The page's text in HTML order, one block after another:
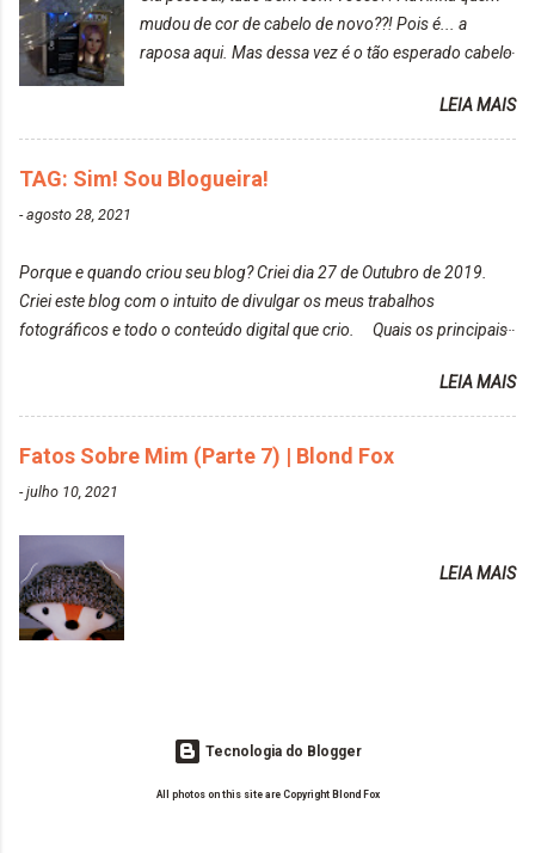
suas fotos? Sim. Posto aqui e pelas minhas páginas.
Tumblr, We heart it, ou instagram? Instagram. Eu
particularmente não gosto de Tumblr e nem do We
elas fiquem no modo original? Sou do time foto
de um determinado lugar ou de algo que estou
fotografan...
mudou de cor de cabelo de novo??! Pois é... a
raposa aqui. Mas dessa vez é o tão esperado cabelo
Louro Rosé Se vocês não acompanharam a saga do
meu cabelo colorido, vou deixar aqui embaixo, o link
de todos que fiz para vocês verem: ✨ Alfaparf | Alta
Moda é... Creative Crazy Colors Pink
Turkiss Blue
https://www.adrielly.com.br/2020/02/keraton-hard-
colors-turkiss-blue.html ✨ Alpha Line | Máscara
Ozzy Lilac
em meu cabelo, pois, sempre jogava tinta em cima
LEIA MAIS
TAG: Sim! Sou Blogueira!
-agosto 28, 2021
Porque e quando criou seu blog? Criei dia 27 de Outubro de 2019.
Criei este blog com o intuito de divulgar os meus trabalhos
fotográficos e todo o conteúdo digital que crio. Quais os principais
vida de Blogueira? Tem sido um sonho. Minha família me apoia muito.
Qual a parte chata da vida de Blogueira? Às vezes, a criatividade vai
embora... O que tem de melhor em ser Blogueira? Ver o seu trabalho
sendo reconhecido. Aonde deseja chegar com o seu Blog? Muito
além daquilo que imagino. Seu blog pra você é profissional ou passa-
tempo? Vejo como sendo profissional. Me empenho muito fazendo
tudo para ele. Quais blogs acompanha, e quais indica? Eu acompanho
o Drilly Design e comecei a ler as postagens do antigo blog da Sweet
Carol "Magic Days". Tem sido fácil o convívio com seguidoras e
leitoras? Claro. Seu blog já esta como quer, ou ainda ...
LEIA MAIS
Fatos Sobre Mim (Parte 7) | Blond Fox
-julho 10, 2021
LEIA MAIS
Tecnologia do Blogger
All photos on this site are Copyright Blond Fox